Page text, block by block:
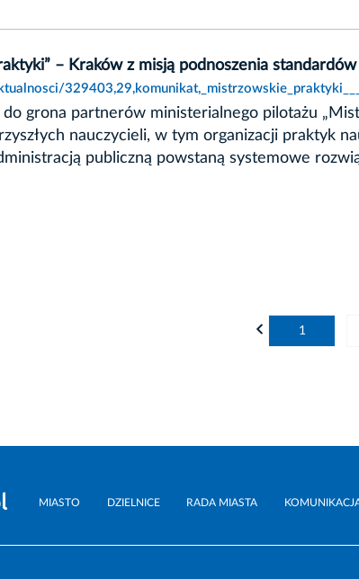
– Kraków z misją podnoszenia
do grona partnerów ministerialnego pilotażu
nauczycieli, w tym organizacji praktyk
publiczną powstaną systemowe
1
MIASTO DZIELNICE RADA MIASTA